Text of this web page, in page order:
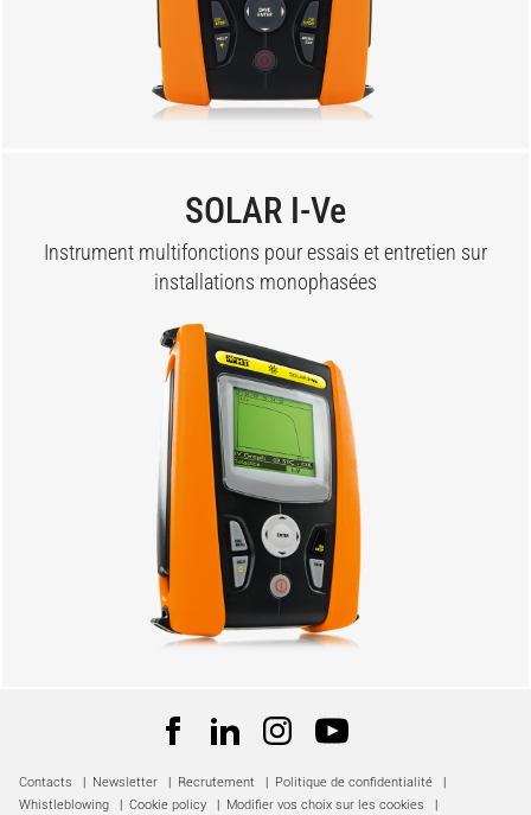
SOLAR I-Ve
Instrument multifonctions pour essais et entretien sur
installations monophasées
Contacts | Newsletter | Recrutement | Politique de confidentialité
|
Whistleblowing
| Cookie policy | Modifier vos choix sur les cookies |